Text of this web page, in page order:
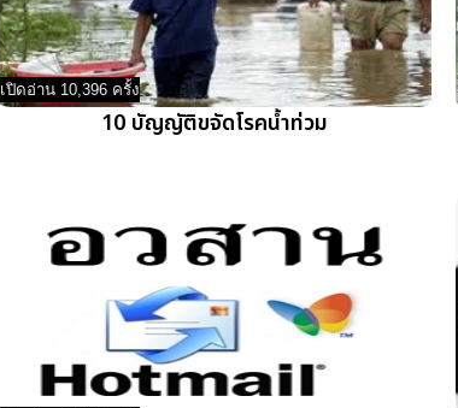
เปิดอ่าน 10,396 ครั้ง
10 บัญญัติขจัดโรคน้ำท่วม